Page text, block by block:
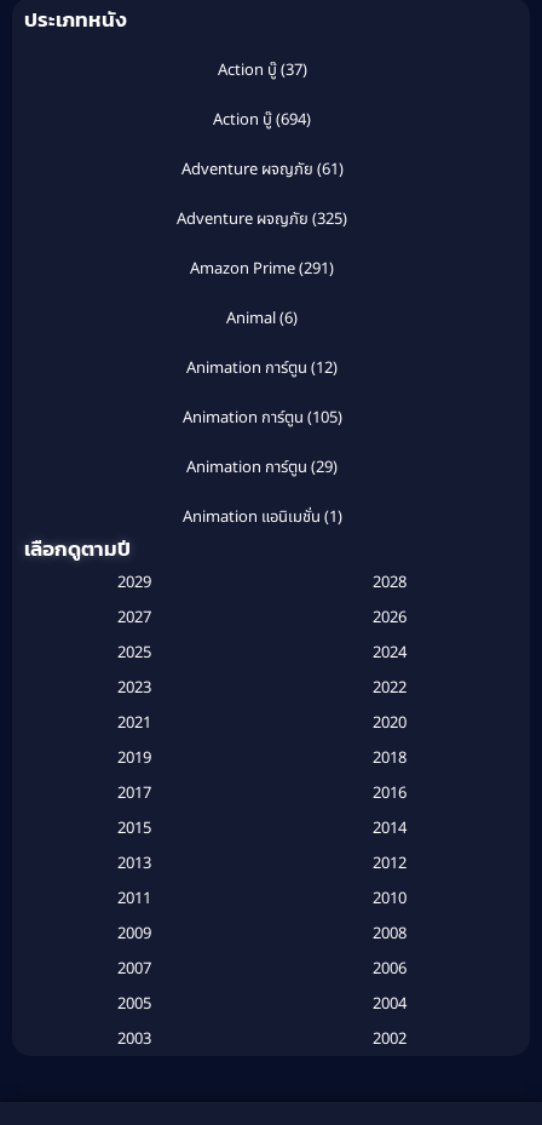
ประเภทหนัง
Action บู๊(37)
Action บู๊(694)
Adventure ผจญภัย (61)
Adventure ผจญภัย (325)
Amazon Prime(291)
Animal(6)
Animation การ์ตูน (12)
Animation การ์ตูน (105)
Animation การ์ตูน (29)
Animation แอนิเมชั่น (1)
Based on a True Story สร้างจากเรื่องจริง(2)
Based on a True Story เรื่องจริง (16)
Based on a True Story เรื่องจริง (20)
เลือกดูตามปี
2029
2028
2027
2026
2025
2024
2023
2022
2021
2020
2019
2018
2017
2016
2015
2014
2013
2012
2011
2010
2009
2008
2007
2006
2005
2004
2003
2002